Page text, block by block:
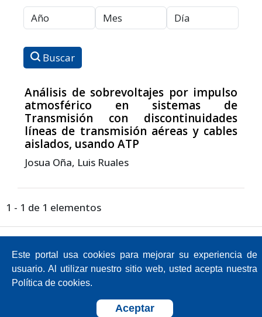
Buscar
Análisis de sobrevoltajes por impulso
atmosférico en sistemas de
Transmisión con discontinuidades
líneas de transmisión aéreas y cables
aislados, usando ATP
Josua Oña, Luis Ruales
1 - 1 de 1 elementos
Sector Cutuglagua
Código Postal 17211991 / Mejía - Ecuador
Teléfono: 593-2-299-2001
Este portal usa cookies para mejorar su experiencia de
usuario. Al utilizar nuestro sitio web, usted acepta nuestra
Política de cookies.
Aceptar
Sistema OJS 3.4.0.9